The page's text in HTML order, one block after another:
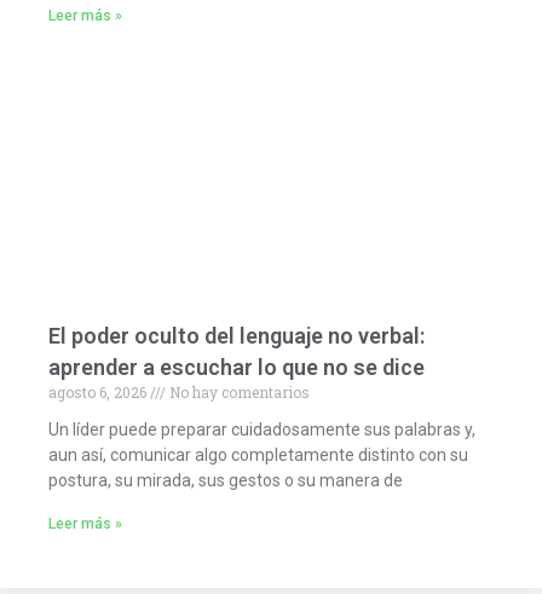
Leer más »
El poder oculto del lenguaje no verbal:
aprender a escuchar lo que no se dice
agosto 6, 2026
No hay comentarios
Un líder puede preparar cuidadosamente sus palabras y,
aun así, comunicar algo completamente distinto con su
postura, su mirada, sus gestos o su manera de
Leer más »